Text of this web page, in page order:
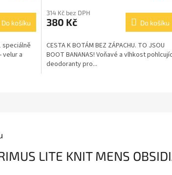
Do košíku
speciálně
velur a
produktu
je
z
5
hvězdiček.
314 Kč bez DPH
380 Kč Do košíku
CESTA K BOTÁM BEZ ZÁPACHU. TO JSOU
BOOT BANANAS! Voňavé a vlhkost
deodoranty pro...
LITE KNIT MENS